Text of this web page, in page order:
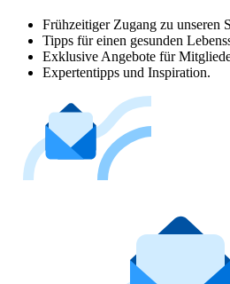
Frühzeitiger Zugang zu unseren
Tipps für einen gesunden
Exklusive Angebote für
Expertentipps und Inspiration.